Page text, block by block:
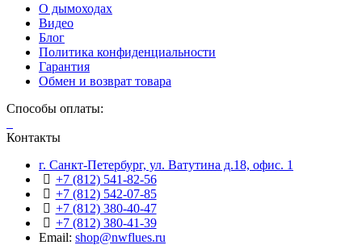
О дымоходах
Видео
Блог
Политика конфиденциальности
Гарантия
Обмен и возврат товара
Способы оплаты:
Контакты
г. Санкт-Петербург, ул. Ватутина д.18, офис. 1
+7 (812) 541-82-56
+7 (812) 542-07-85
+7 (812) 380-40-47
+7 (812) 380-41-39
Email: shop@nwflues.ru